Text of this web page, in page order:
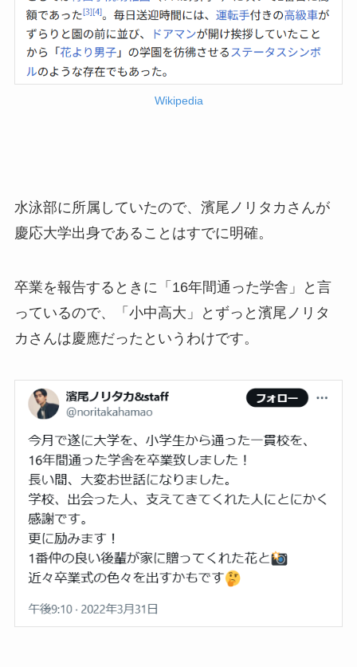
Wikipedia
水泳部に所属していたので、濱尾ノリタカさんが
慶応大学出身であることはすでに明確。
卒業を報告するときに「16年間通った学舎」と言
っているので、「小中高大」とずっと濱尾ノリタ
カさんは慶應だったというわけです。